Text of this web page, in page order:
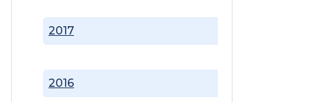
2016
2017